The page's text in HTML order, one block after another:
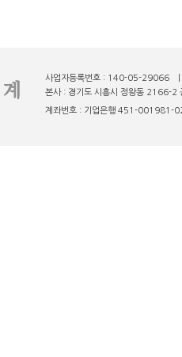
사업자등록번호 : 140-05-29066
본사 : 경기도 시흥시 정왕동
계좌번호 : 기업은행 451-